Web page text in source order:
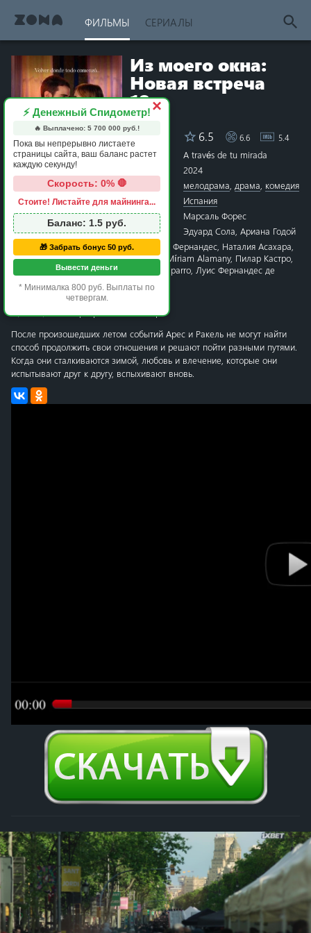
ФИЛЬМЫ СЕРИАЛЫ
10 stars
9 stars
8 stars
7 stars
6 stars
5 stars
4 stars
3 stars
2 stars
1 star
Из моего окна:
Новая встреча
18+
6.5 6.6 5.4
Название
A través de tu mirada
2024
мелодрама драма комедия
Страна
Испания
Режиссёр
Марсаль Форес
Сценарий
Эдуард Сола Ариана Годой
Актёры
Клара Галле,Хулио Пенья Фернандес Наталия Асахара
Уго Арбуэс,Эрик Масип Míriam Alamany, Пилар Кастро
Andrea Chaparro
Lucy Chaparro Луис Фернандес де
Эрибе
1 час 46 минут
23 февраля 2024 в мире
После произошедших летом событий Арес и Ракель не могут найти
способ продолжить свои отношения и решают пойти разными путями.
Когда они сталкиваются зимой, любовь и влечение, которые они
испытывают друг к другу, вспыхивают вновь.
×
⚡ Денежный Спидометр!
🔥 Выплачено: 5 700 000 руб.!
Пока вы непрерывно листаете
страницы сайта, ваш баланс растет
каждую секунду!
Скорость: 0% 🛑
Стоите! Листайте для майнинга...
Баланс: 1.5 руб.
🎁 Забрать бонус 50 руб.
Вывести деньги
* Минималка 800 руб. Выплаты по
четвергам.